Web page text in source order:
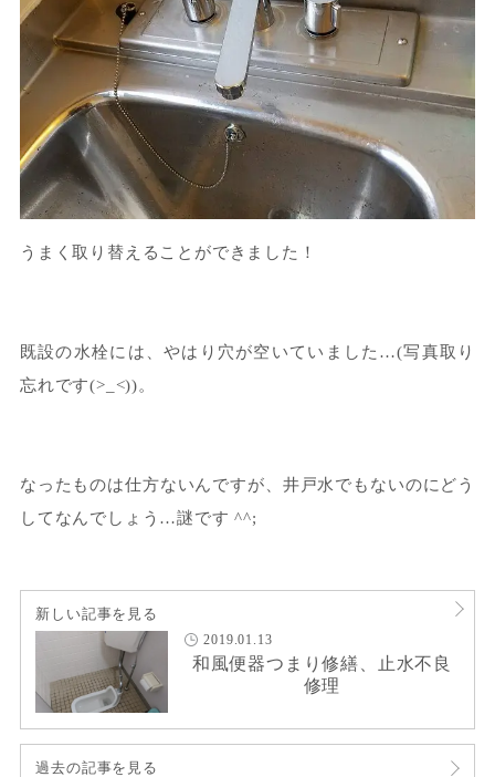
うまく取り替えることができました！
既設の水栓には、やはり穴が空いていました…(写真取り
忘れです(>_<))。
なったものは仕方ないんですが、井戸水でもないのにどう
してなんでしょう…謎です ^^;
新しい記事を見る
2019.01.13
和風便器つまり修繕、止水不良
修理
過去の記事を見る